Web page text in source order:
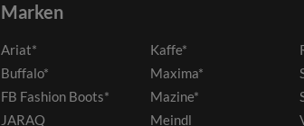
Marken
Ariat*
Buffalo*
FB Fashion Boots*
JARAQ
Kaffe*
Maxima*
Mazine*
Meindl